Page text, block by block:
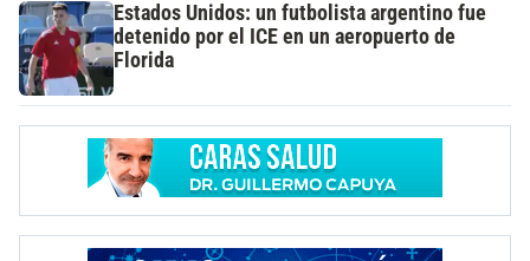
Estados Unidos: un futbolista argentino fue
detenido por el ICE en un aeropuerto de
Florida